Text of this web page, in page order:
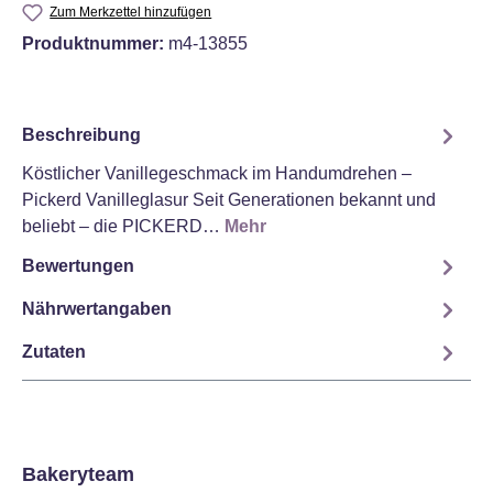
Zum Merkzettel hinzufügen
Produktnummer: m4-13855
Beschreibung
Köstlicher Vanillegeschmack im Handumdrehen –
Pickerd Vanilleglasur Seit Generationen bekannt und
beliebt – die PICKERD… Mehr
Bewertungen
Nährwertangaben
Zutaten
Bakeryteam